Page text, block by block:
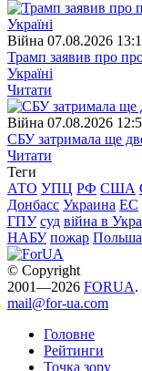
Війна 07.08.2026
Трамп заявив про
Україні
Читати
Війна 07.08.2026
СБУ затримала ще
Читати
Теги
АТО УПЦ РФ США
Донбасс Украина ЕС
ГПУ суд війна в
НАБУ пожар Польша
© Copyright
2001—2026 FORUA.
mail@for-ua.com
Головне
Рейтинги
Точка зору